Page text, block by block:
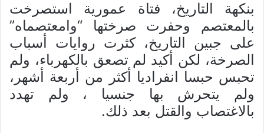
بنكهة التاريخ، فتاة عمورية استصرخت
بالمعتصم وحفرت صرختها “وامعتصماه”
على جبين التاريخ، كثرت روايات أسباب
الصرخة، لكن أكيد لم تصعق بالكهرباء، ولم
تحبس حبسا انفراديا أكثر من أربعة أشهر،
ولم يتحرش بها جنسيا ، ولم تهدد
بالاغتصاب والقتل بعد ذلك.